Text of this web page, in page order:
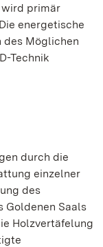
primär
energetische
des Möglichen
Technik
durch die
einzelner
des
Goldenen Saals
Holzvertäfelung